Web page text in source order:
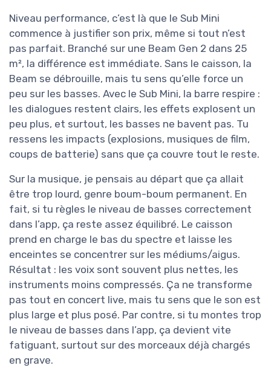
Niveau performance, c’est là que le Sub Mini
commence à justifier son prix, même si tout n’est
pas parfait. Branché sur une Beam Gen 2 dans 25
m², la différence est immédiate. Sans le caisson, la
Beam se débrouille, mais tu sens qu’elle force un
peu sur les basses. Avec le Sub Mini, la barre respire :
les dialogues restent clairs, les effets explosent un
peu plus, et surtout, les basses ne bavent pas. Tu
ressens les impacts (explosions, musiques de film,
coups de batterie) sans que ça couvre tout le reste.
Sur la musique, je pensais au départ que ça allait
être trop lourd, genre boum-boum permanent. En
fait, si tu règles le niveau de basses correctement
dans l’app, ça reste assez équilibré. Le caisson
prend en charge le bas du spectre et laisse les
enceintes se concentrer sur les médiums/aigus.
Résultat : les voix sont souvent plus nettes, les
instruments moins compressés. Ça ne transforme
pas tout en concert live, mais tu sens que le son est
plus large et plus posé. Par contre, si tu montes trop
le niveau de basses dans l’app, ça devient vite
fatiguant, surtout sur des morceaux déjà chargés
en grave.